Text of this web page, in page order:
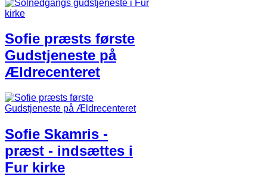
Sofie præsts første
Gudstjeneste på
Ældrecenteret
Sofie Skamris -
præst - indsættes i
Fur kirke